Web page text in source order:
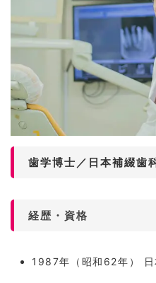
歯学博士／日本補綴歯
経歴・資格
1987年（昭和62年）